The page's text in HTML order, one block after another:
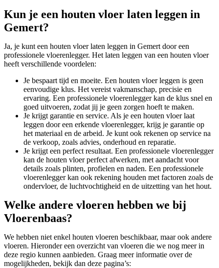
Kun je een houten vloer laten leggen in
Gemert?
Ja, je kunt een houten vloer laten leggen in Gemert door een
professionele vloerenlegger. Het laten leggen van een houten vloer
heeft verschillende voordelen:
Je bespaart tijd en moeite. Een houten vloer leggen is geen
eenvoudige klus. Het vereist vakmanschap, precisie en
ervaring. Een professionele vloerenlegger kan de klus snel en
goed uitvoeren, zodat jij je geen zorgen hoeft te maken.
Je krijgt garantie en service. Als je een houten vloer laat
leggen door een erkende vloerenlegger, krijg je garantie op
het materiaal en de arbeid. Je kunt ook rekenen op service na
de verkoop, zoals advies, onderhoud en reparatie.
Je krijgt een perfect resultaat. Een professionele vloerenlegger
kan de houten vloer perfect afwerken, met aandacht voor
details zoals plinten, profielen en naden. Een professionele
vloerenlegger kan ook rekening houden met factoren zoals de
ondervloer, de luchtvochtigheid en de uitzetting van het hout.
Welke andere vloeren hebben we bij
Vloerenbaas?
We hebben niet enkel houten vloeren beschikbaar, maar ook andere
vloeren. Hieronder een overzicht van vloeren die we nog meer in
deze regio kunnen aanbieden. Graag meer informatie over de
mogelijkheden, bekijk dan deze pagina’s: